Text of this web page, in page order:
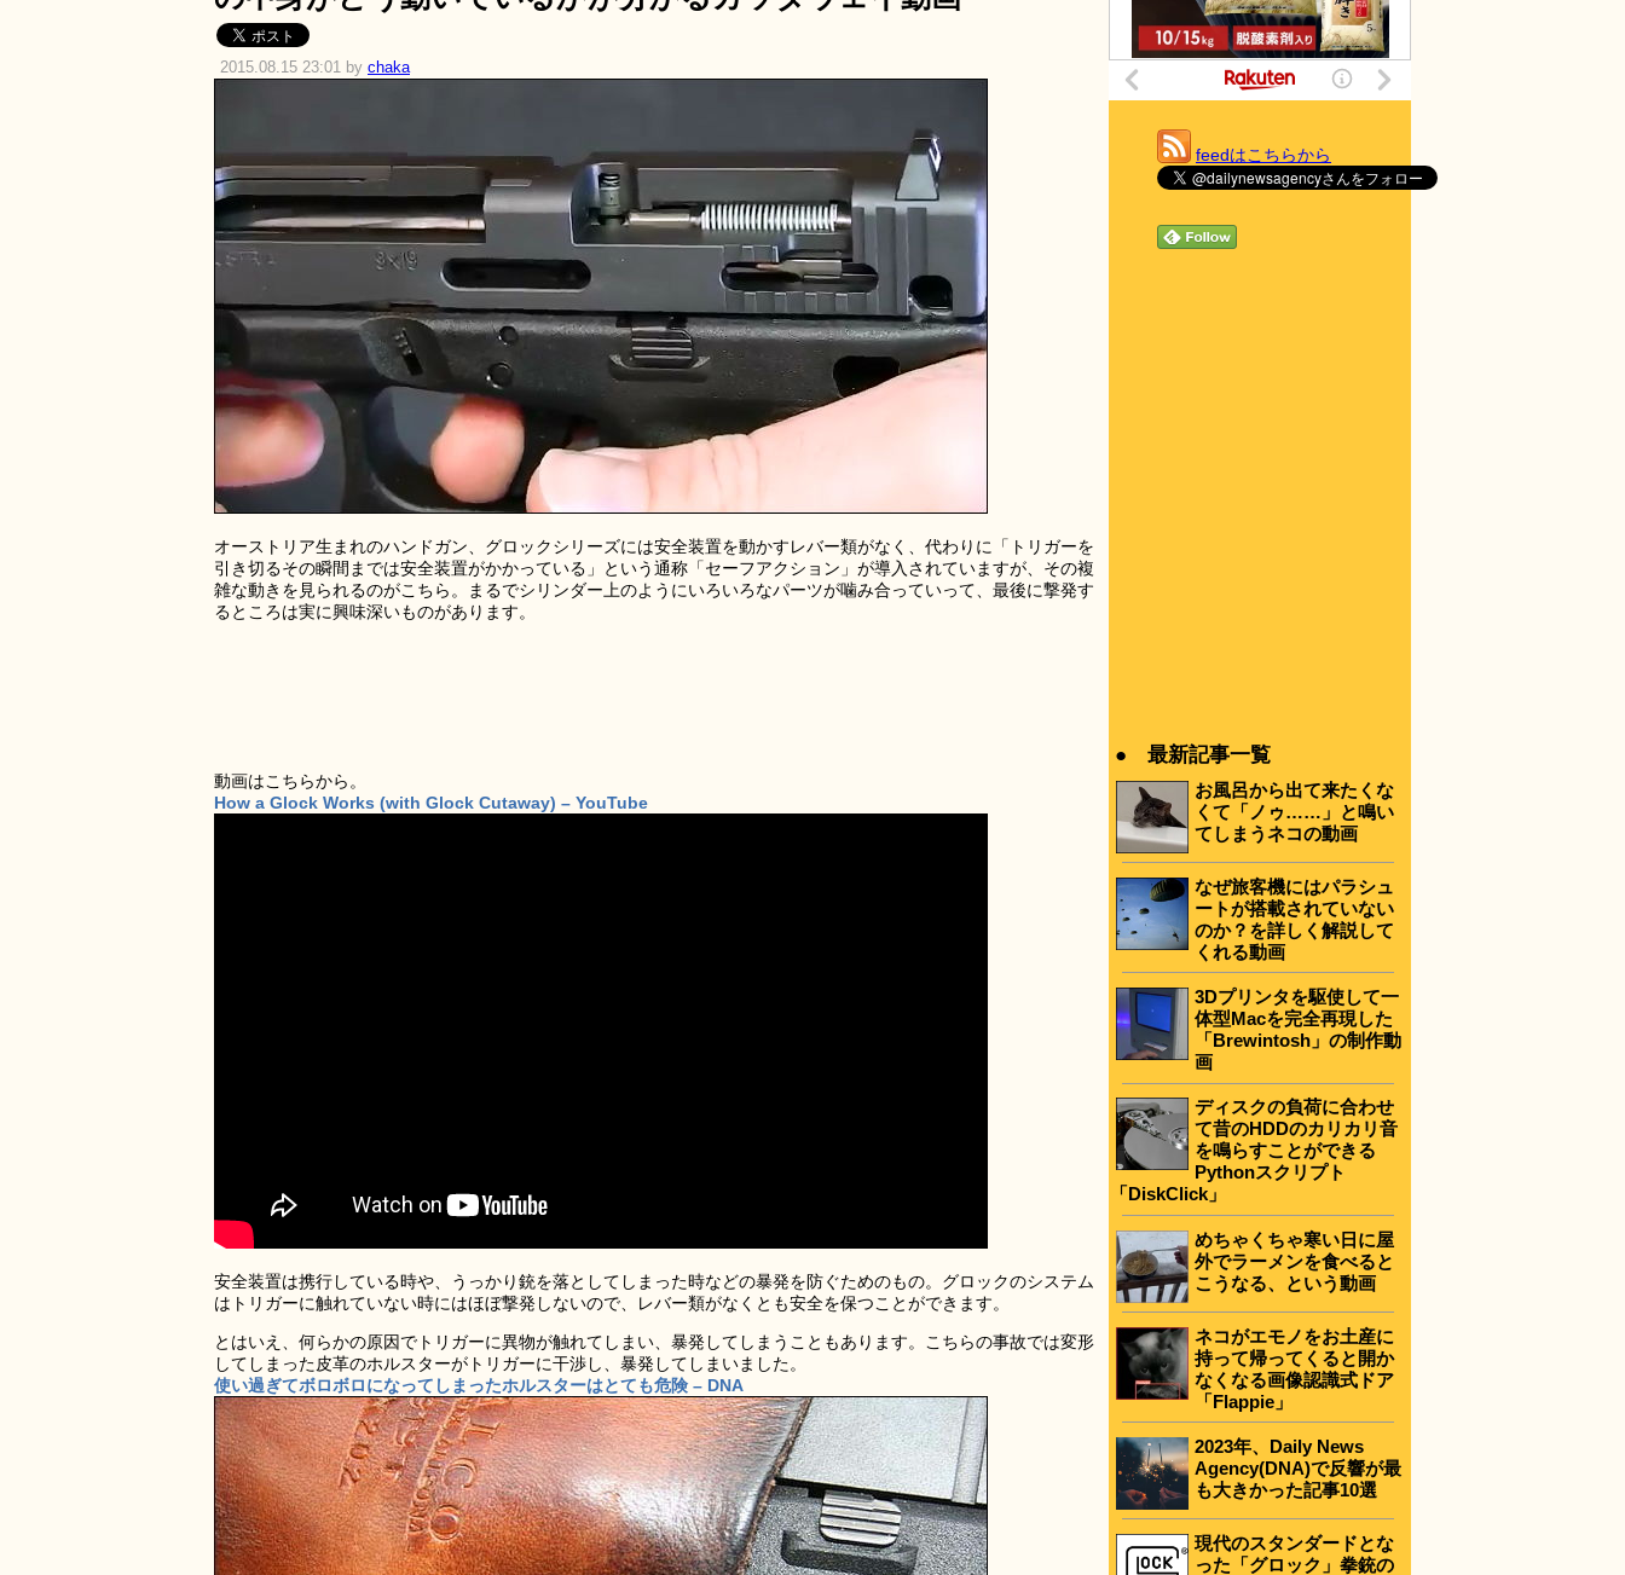
2015.08.15 23:01 by chaka
オーストリア生まれのハンドガン、グロックシリーズには安全装置を動かすレバー類がなく、代わりに「トリガーを
引き切るその瞬間までは安全装置がかかっている」という通称「セーフアクション」が導入されていますが、その複
雑な動きを見られるのがこちら。まるでシリンダー上のようにいろいろなパーツが噛み合っていって、最後に撃発す
るところは実に興味深いものがあります。
動画はこちらから。
How a Glock Works (with Glock Cutaway) – YouTube
安全装置は携行している時や、うっかり銃を落としてしまった時などの暴発を防ぐためのもの。グロックのシステム
はトリガーに触れていない時にはほぼ撃発しないので、レバー類がなくとも安全を保つことができます。
とはいえ、何らかの原因でトリガーに異物が触れてしまい、暴発してしまうこともあります。こちらの事故では変形
してしまった皮革のホルスターがトリガーに干渉し、暴発してしまいました。
使い過ぎてボロボロになってしまったホルスターはとても危険 – DNA
feedはこちらから
● 最新記事一覧
お風呂から出て来たくな
くて「ノゥ……」と鳴い
てしまうネコの動画
なぜ旅客機にはパラシュ
ートが搭載されていない
のか？を詳しく解説して
くれる動画
3Dプリンタを駆使して一
体型Macを完全再現した
「Brewintosh」の制作動
画
ディスクの負荷に合わせ
て昔のHDDのカリカリ音
を鳴らすことができる
Pythonスクリプト
「DiskClick」
めちゃくちゃ寒い日に屋
外でラーメンを食べると
こうなる、という動画
ネコがエモノをお土産に
持って帰ってくると開か
なくなる画像認識式ドア
「Flappie」
2023年、Daily News
Agency(DNA)で反響が最
も大きかった記事10選
現代のスタンダードとな
った「グロック」拳銃の